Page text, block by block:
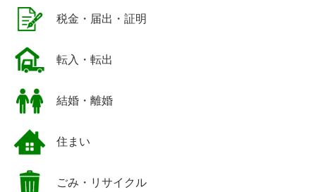
税金・届出・証明
転入・転出
結婚・離婚
住まい
ごみ・リサイクル